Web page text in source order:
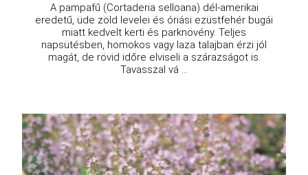
A pampafű (Cortaderia selloana) dél-amerikai
eredetű, üde zöld levelei és óriási ezüstfehér bugái
miatt kedvelt kerti és parknövény. Teljes
napsütésben, homokos vagy laza talajban érzi jól
magát, de rövid időre elviseli a szárazságot is.
Tavasszal vá ...